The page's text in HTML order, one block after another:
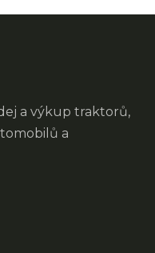
a výkup traktorů,
a